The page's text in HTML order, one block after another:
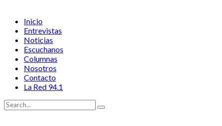
Inicio
Entrevistas
Noticias
Escuchanos
Columnas
Nosotros
Contacto
La Red 94.1